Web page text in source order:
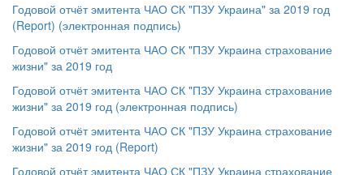
Годовой отчёт эмитента ЧАО СК "ПЗУ Украина" за 2019 год
(Report) (электронная подпись)
Годовой отчёт эмитента ЧАО СК "ПЗУ Украина страхование
жизни" за 2019 год
Годовой отчёт эмитента ЧАО СК "ПЗУ Украина страхование
жизни" за 2019 год (электронная подпись)
Годовой отчёт эмитента ЧАО СК "ПЗУ Украина страхование
жизни" за 2019 год (Report)
Годовой отчёт эмитента ЧАО СК "ПЗУ Украина страхование